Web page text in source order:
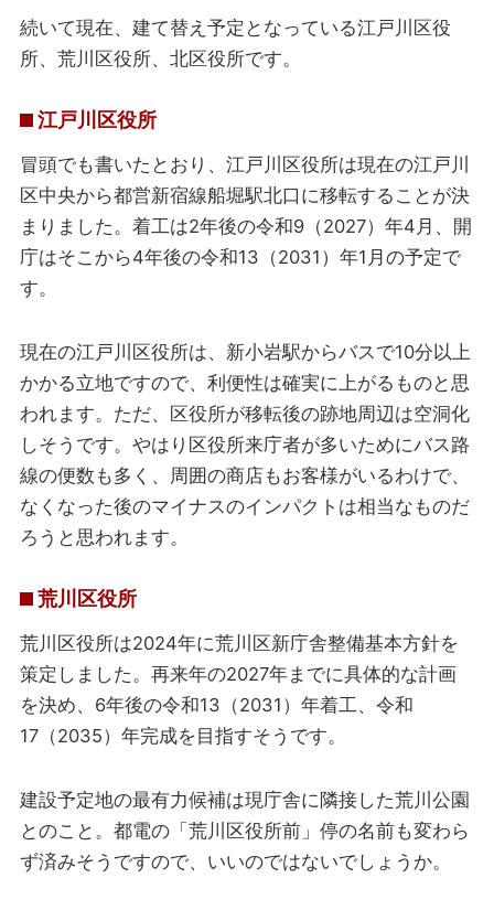
続いて現在、建て替え予定となっている江戸川区役
所、荒川区役所、北区役所です。
江戸川区役所
冒頭でも書いたとおり、江戸川区役所は現在の江戸川
区中央から都営新宿線船堀駅北口に移転することが決
まりました。着工は2年後の令和9（2027）年4月、開
庁はそこから4年後の令和13（2031）年1月の予定で
す。
現在の江戸川区役所は、新小岩駅からバスで10分以上
かかる立地ですので、利便性は確実に上がるものと思
われます。ただ、区役所が移転後の跡地周辺は空洞化
しそうです。やはり区役所来庁者が多いためにバス路
線の便数も多く、周囲の商店もお客様がいるわけで、
なくなった後のマイナスのインパクトは相当なものだ
ろうと思われます。
荒川区役所
荒川区役所は2024年に荒川区新庁舎整備基本方針を
策定しました。再来年の2027年までに具体的な計画
を決め、6年後の令和13（2031）年着工、令和
17（2035）年完成を目指すそうです。
建設予定地の最有力候補は現庁舎に隣接した荒川公園
とのこと。都電の「荒川区役所前」停の名前も変わら
ず済みそうですので、いいのではないでしょうか。